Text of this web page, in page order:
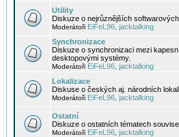
Utility
Diskuze o nejrůznějších
Moderátoři EiFeL96 jacktalking
Synchronizace
Diskuze o synchronizaci mezi
desktopovými systémy.
Moderátoři EiFeL96 jacktalking
Lokalizace
Diskuse o českých aj. národních
Moderátoři EiFeL96 jacktalking
Ostatní
Diskuze o ostatních tématech
Moderátoři EiFeL96 jacktalking